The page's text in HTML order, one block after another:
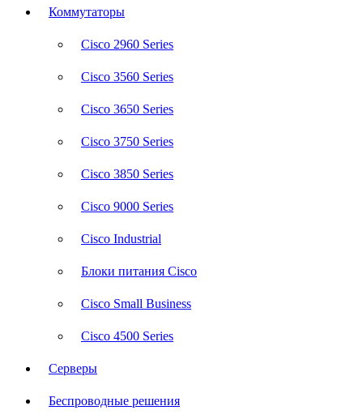
Коммутаторы
Cisco 2960 Series
Cisco 3560 Series
Cisco 3650 Series
Cisco 3750 Series
Cisco 3850 Series
Cisco 9000 Series
Cisco Industrial
Блоки питания Cisco
Cisco Small Business
Cisco 4500 Series
Серверы
Беспроводные решения